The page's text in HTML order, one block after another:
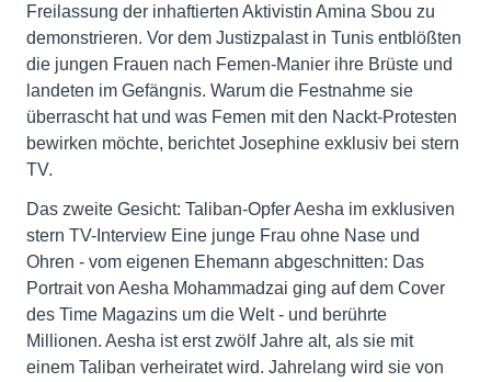
Freilassung der inhaftierten Aktivistin Amina Sbou zu
demonstrieren. Vor dem Justizpalast in Tunis entblößten
die jungen Frauen nach Femen-Manier ihre Brüste und
landeten im Gefängnis. Warum die Festnahme sie
überrascht hat und was Femen mit den Nackt-Protesten
bewirken möchte, berichtet Josephine exklusiv bei stern
TV.
Das zweite Gesicht: Taliban-Opfer Aesha im exklusiven
stern TV-Interview Eine junge Frau ohne Nase und
Ohren - vom eigenen Ehemann abgeschnitten: Das
Portrait von Aesha Mohammadzai ging auf dem Cover
des Time Magazins um die Welt - und berührte
Millionen. Aesha ist erst zwölf Jahre alt, als sie mit
einem Taliban verheiratet wird. Jahrelang wird sie von